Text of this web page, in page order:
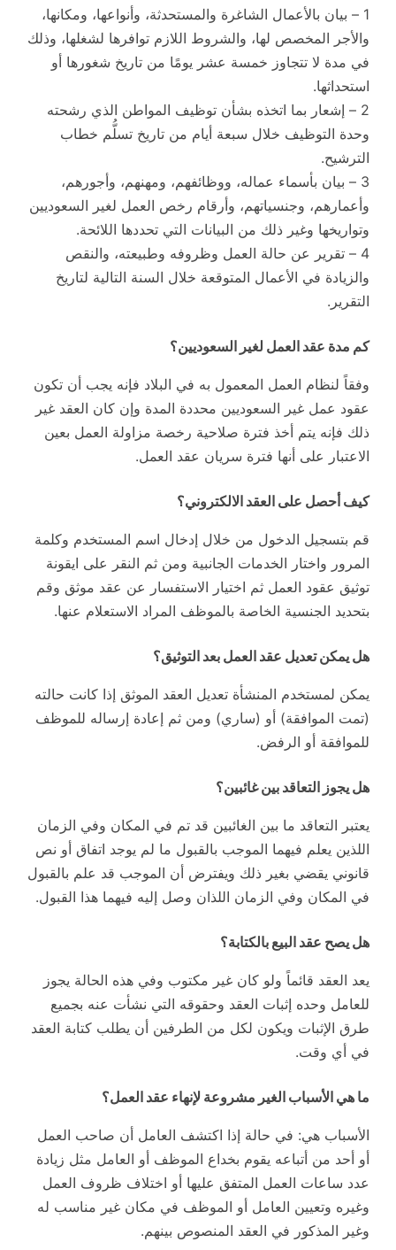
1 – بيان بالأعمال الشاغرة والمستحدثة، وأنواعها، ومكانها،
والأجر المخصص لها، والشروط اللازم توافرها لشغلها، وذلك
في مدة لا تتجاوز خمسة عشر يومًا من تاريخ شغورها أو
استحداثها.
2 – إشعار بما اتخذه بشأن توظيف المواطن الذي رشحته
وحدة التوظيف خلال سبعة أيام من تاريخ تسلُّم خطاب
الترشيح.
3 – بيان بأسماء عماله، ووظائفهم، ومهنهم، وأجورهم،
وأعمارهم، وجنسياتهم، وأرقام رخص العمل لغير السعوديين
وتواريخها وغير ذلك من البيانات التي تحددها اللائحة.
4 – تقرير عن حالة العمل وظروفه وطبيعته، والنقص
والزيادة في الأعمال المتوقعة خلال السنة التالية لتاريخ
التقرير.
كم مدة عقد العمل لغير السعوديين؟
وفقاً لنظام العمل المعمول به في البلاد فإنه يجب أن تكون
عقود عمل غير السعوديين محددة المدة وإن كان العقد غير
ذلك فإنه يتم أخذ فترة صلاحية رخصة مزاولة العمل بعين
الاعتبار على أنها فترة سريان عقد العمل.
كيف أحصل على العقد الالكتروني؟
قم بتسجيل الدخول من خلال إدخال اسم المستخدم وكلمة
المرور واختار الخدمات الجانبية ومن ثم النقر على ايقونة
توثيق عقود العمل ثم اختيار الاستفسار عن عقد موثق وقم
بتحديد الجنسية الخاصة بالموظف المراد الاستعلام عنها.
هل يمكن تعديل عقد العمل بعد التوثيق؟
يمكن لمستخدم المنشأة تعديل العقد الموثق إذا كانت حالته
(تمت الموافقة) أو (ساري) ومن ثم إعادة إرساله للموظف
للموافقة أو الرفض.
هل يجوز التعاقد بين غائبين؟
يعتبر التعاقد ما بين الغائبين قد تم في المكان وفي الزمان
اللذين يعلم فيهما الموجب بالقبول ما لم يوجد اتفاق أو نص
قانوني يقضي بغير ذلك ويفترض أن الموجب قد علم بالقبول
في المكان وفي الزمان اللذان وصل إليه فيهما هذا القبول.
هل يصح عقد البيع بالكتابة؟
يعد العقد قائماً ولو كان غير مكتوب وفي هذه الحالة يجوز
للعامل وحده إثبات العقد وحقوقه التي نشأت عنه بجميع
طرق الإثبات ويكون لكل من الطرفين أن يطلب كتابة العقد
في أي وقت.
ما هي الأسباب الغير مشروعة لإنهاء عقد العمل؟
الأسباب هي: في حالة إذا اكتشف العامل أن صاحب العمل
أو أحد من أتباعه يقوم بخداع الموظف أو العامل مثل زيادة
عدد ساعات العمل المتفق عليها أو اختلاف ظروف العمل
وغيره وتعيين العامل أو الموظف في مكان غير مناسب له
وغير المذكور في العقد المنصوص بينهم.